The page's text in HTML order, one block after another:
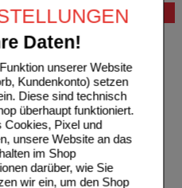
Daten!
unserer Website
Kundenkonto) setzen
Diese sind technisch
überhaupt funktioniert.
Cookies, Pixel und
unsere Website an das
im Shop
darüber, wie Sie
wir ein, um den Shop
Bewertung